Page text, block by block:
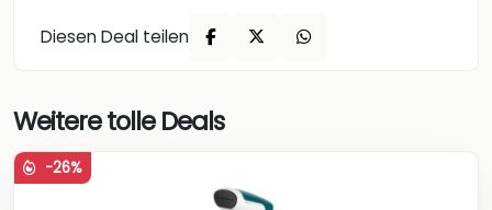
Diesen Deal teilen
Weitere tolle Deals
-26%